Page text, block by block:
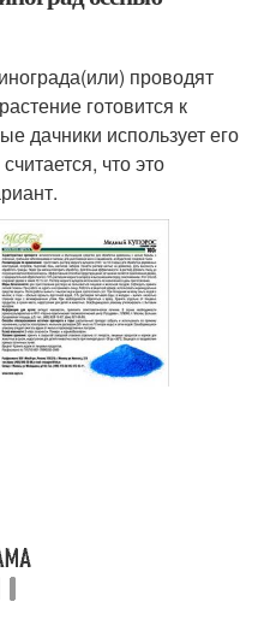
проводят
готовится к
дачники использует его
что это